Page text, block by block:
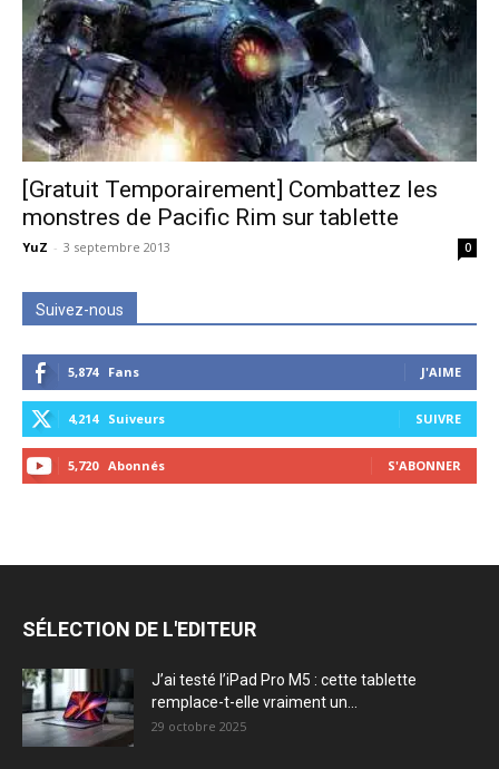
[Gratuit Temporairement] Combattez les
monstres de Pacific Rim sur tablette
YuZ - 3 septembre 2013 0
Suivez-nous
5,874 Fans J'AIME
4,214 Suiveurs SUIVRE
5,720 Abonnés S'ABONNER
SÉLECTION DE L'EDITEUR
J’ai testé l’iPad Pro M5 : cette tablette
remplace-t-elle vraiment un...
29 octobre 2025